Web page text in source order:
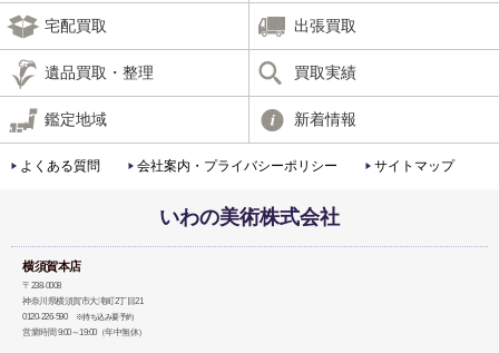
宅配買取 出張買取
遺品買取・整理 買取実績
鑑定地域 新着情報
よくある質問 会社案内・プライバシーポリシー サイトマップ
いわの美術株式会社
横須賀本店
〒238-0008
神奈川県横須賀市大滝町2丁目21
0120-226-590
※持ち込み要予約
営業時間 9:00～19:00（年中無休）